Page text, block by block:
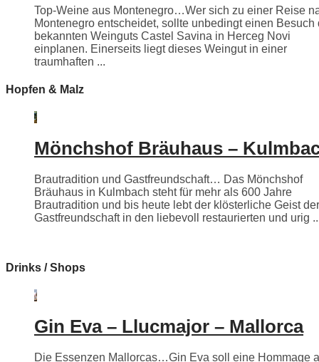
Top-Weine aus Montenegro…Wer sich zu einer Reise
Montenegro entscheidet, sollte unbedingt einen Besuch
bekannten Weinguts Castel Savina in Herceg Novi
einplanen. Einerseits liegt dieses Weingut in einer
traumhaften ...
Hopfen & Malz
Mönchshof Bräuhaus –
Brautradition und Gastfreundschaft… Das Mönchshof
Bräuhaus in Kulmbach steht für mehr als 600 Jahre
Brautradition und bis heute lebt der klösterliche Geist der
Gastfreundschaft in den liebevoll restaurierten und urig
Drinks / Shops
Gin Eva – Llucmajor – Mallorca
Die Essenzen Mallorcas…Gin Eva soll eine Hommage